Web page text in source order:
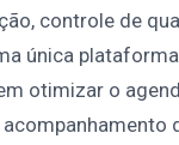
controle de
única
otimizar o